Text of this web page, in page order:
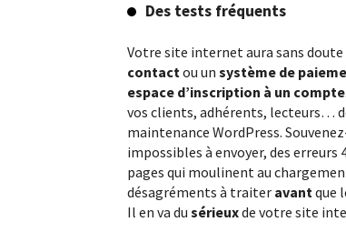
Des tests fréquents
Votre site internet aura sans doute
contactou un système de
espace d’inscription à un compte
vos clients, adhérents, lecteurs…
maintenance WordPress.
impossibles à envoyer, des erreurs
pages qui moulinent au
désagréments à traiter avantque
Il en va du sérieuxde votre site